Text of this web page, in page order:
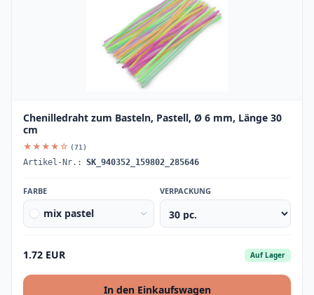
Chenilledraht zum Basteln, Pastell, Ø 6 mm, Länge 30
cm
★★★★☆ (71)
Artikel-Nr.: SK_940352_159802_285646
FARBE
mix pastel
VERPACKUNG
1.72 EUR Auf Lager
In den Einkaufswagen